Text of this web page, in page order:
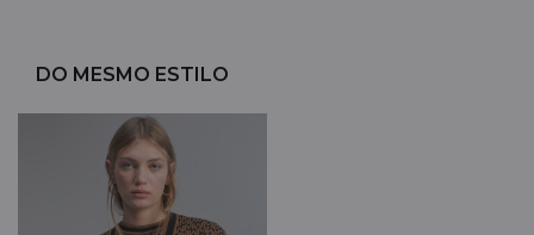
DO MESMO ESTILO